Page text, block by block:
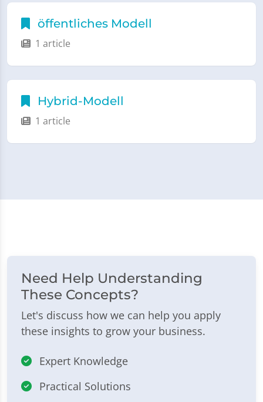
öffentliches Modell
1 article
Hybrid-Modell
1 article
Need Help Understanding
These Concepts?
Let's discuss how we can help you apply
these insights to grow your business.
Expert Knowledge
Practical Solutions